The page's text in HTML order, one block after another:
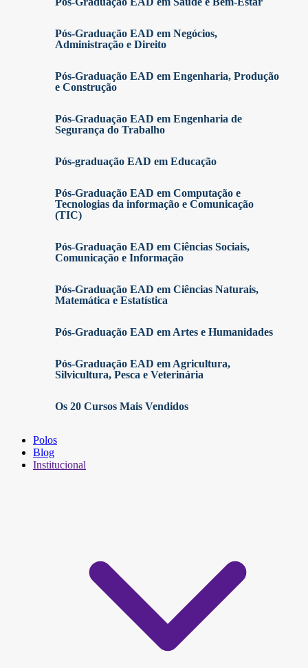
Pós-Graduação EAD em Negócios,
Administração e Direito
Pós-Graduação EAD em Engenharia, Produção
e Construção
Pós-Graduação EAD em Engenharia de
Segurança do Trabalho
Pós-graduação EAD em Educação
Pós-Graduação EAD em Computação e
Tecnologias da informação e Comunicação
(TIC)
Pós-Graduação EAD em Ciências Sociais,
Comunicação e Informação
Pós-Graduação EAD em Ciências Naturais,
Matemática e Estatística
Pós-Graduação EAD em Artes e Humanidades
Pós-Graduação EAD em Agricultura,
Silvicultura, Pesca e Veterinária
Os 20 Cursos Mais Vendidos
Polos
Blog
Institucional